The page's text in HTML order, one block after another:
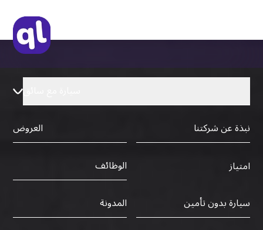
نبذة عن شركتنا
العروض
امتياز
الوظائف
سيارة بدون تأمين
المدونة